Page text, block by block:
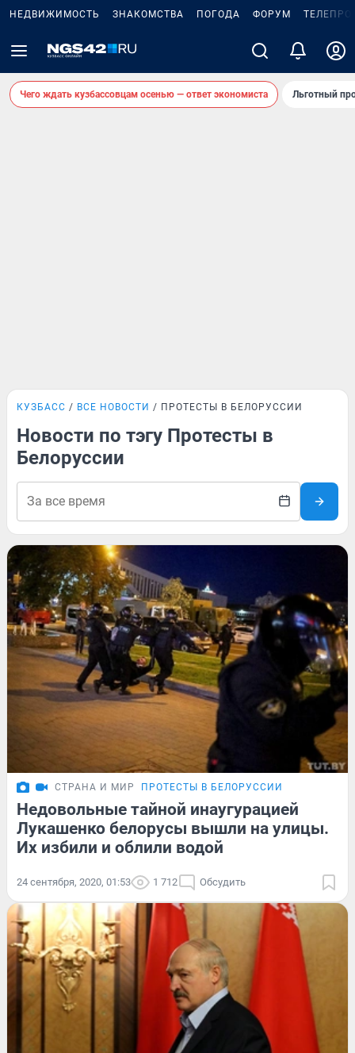
НЕДВИЖИМОСТЬ ЗНАКОМСТВА ПОГОДА ФОРУМ
Чего ждать кузбассовцам осенью — ответ экономиста Льготный
КУЗБАСС ВСЕ НОВОСТИ ПРОТЕСТЫ В БЕЛОРУССИИ
Новости по тэгу Протесты в
Белоруссии
СТРАНА И МИР ПРОТЕСТЫ В БЕЛОРУССИИ
Недовольные тайной инаугурацией
Лукашенко белорусы вышли на улицы.
Их избили и облили водой
24 сентября, 2020, 01:53 1 712 Обсудить